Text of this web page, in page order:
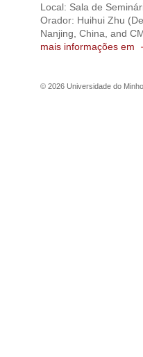
Local: Sala de
Orador: Huihui Zhu
Nanjing, China, and
mais informações em
© 2026 Universidade do Minho